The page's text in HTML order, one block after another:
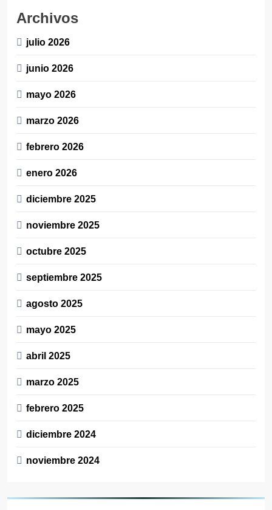
Archivos
julio 2026
junio 2026
mayo 2026
marzo 2026
febrero 2026
enero 2026
diciembre 2025
noviembre 2025
octubre 2025
septiembre 2025
agosto 2025
mayo 2025
abril 2025
marzo 2025
febrero 2025
diciembre 2024
noviembre 2024